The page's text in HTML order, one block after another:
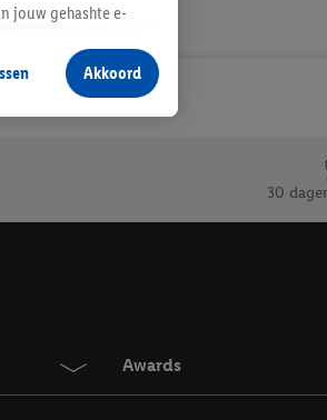
30
Awards
jouw gehashte e-
producten waarin je
te plaatsen
jouw gehashte e-
kunnen worden
vergelijkbare
Meer informatie,
Akkoord